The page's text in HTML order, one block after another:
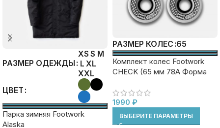
РАЗМЕР ОДЕЖДЫ
XS S M
L XL
XXL
ЦВЕТ
Парка зимняя Footwork
Alaska
РАЗМЕР КОЛЕС 65
Комплект колес Footwork
CHECK (65 мм 78A Форма
1990 ₽
ВЫБЕРИТЕ ПАРАМЕТРЫ